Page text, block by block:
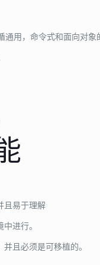
用，命令式和面向对象
且易于理解
进行。
且必须是可移植的。